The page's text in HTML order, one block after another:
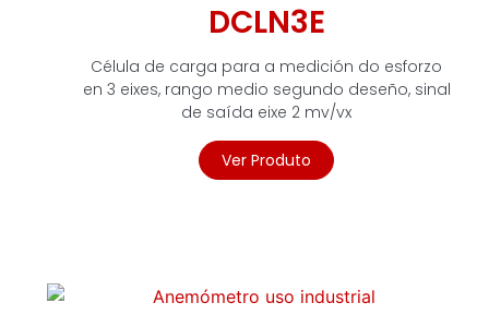
DCLN3E
Célula de carga para a medición do esforzo
en 3 eixes, rango medio segundo deseño, sinal
de saída eixe 2 mv/vx
Ver Produto